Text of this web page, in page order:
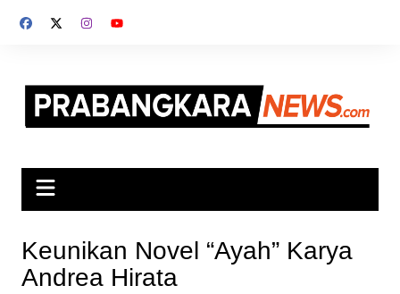
Keunikan Novel “Ayah” Karya
Andrea Hirata